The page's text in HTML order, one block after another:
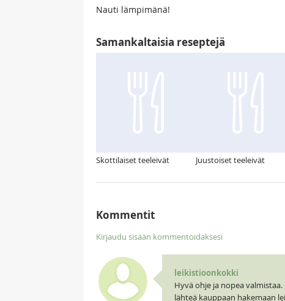
Nauti lämpimänä!
Samankaltaisia reseptejä
Skottilaiset teeleivät Juustoiset teeleivät
Kommentit
Kirjaudu sisään kommentoidaksesi
leikistioonkokki
Hyvä ohje ja nopea
lähteä kauppaan hakemaan